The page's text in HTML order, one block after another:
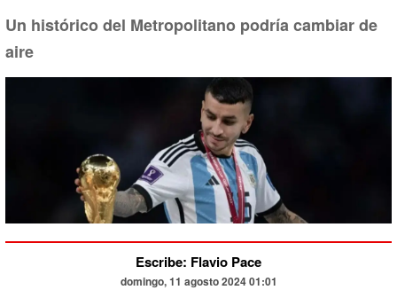
Un histórico del Metropolitano podría cambiar de
aire
Escribe: Flavio Pace
domingo, 11 agosto 2024 01:01